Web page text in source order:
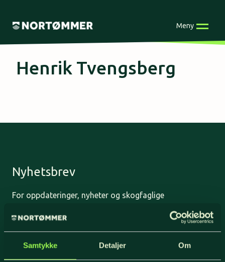
Samtykke Detaljer Om
Meny
Henrik Tvengsberg
Nyhetsbrev
For oppdateringer, nyheter og skogfaglige
nyhetsbrev på epost.
Meld deg på